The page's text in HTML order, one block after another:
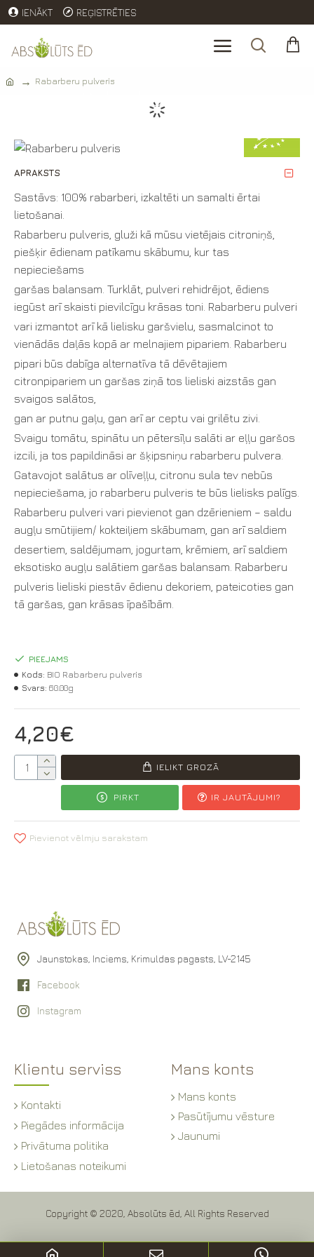
IENĀKT REĢISTRĒTIES
Rabarberu pulveris
Rabarberu
pulveris
APRAKSTS
Sastāvs: 100% rabarberi, izkaltēti un samalti ērtai
lietošanai.
Rabarberu pulveris, gluži kā mūsu vietējais citroniņš,
piešķir ēdienam patīkamu skābumu, kur tas
nepieciešams
garšas balansam. Turklāt, pulveri rehidrējot, ēdiens
iegūst arī skaisti pievilcīgu krāsas toni. Rabarberu pulveri
vari izmantot arī kā lielisku garšvielu, sasmalcinot to
vienādās daļās kopā ar melnajiem pipariem. Rabarberu
pipari būs dabīga alternatīva tā dēvētajiem
citronpipariem un garšas ziņā tos lieliski aizstās gan
svaigos salātos,
gan ar putnu gaļu, gan arī ar ceptu vai grilētu zivi.
Svaigu tomātu, spinātu un pētersīļu salāti ar eļļu garšos
izcili, ja tos papildināsi ar šķipsniņu rabarberu pulvera.
Gatavojot salātus ar olīveļļu, citronu sula tev nebūs
nepieciešama, jo rabarberu pulveris te būs lielisks palīgs.
Rabarberu pulveri vari pievienot gan dzērieniem – saldu
augļu smūtijiem/ kokteiļiem skābumam, gan arī saldiem
desertiem, saldējumam, jogurtam, krēmiem, arī saldiem
eksotisko augļu salātiem garšas balansam. Rabarberu
pulveris lieliski piestāv ēdienu dekoriem, pateicoties gan
tā garšas, gan krāsas īpašībām.
4,20€
PIEEJAMS
Kods: BIO Rabarberu pulveris
Svars: 60.00g
IELIKT GROZĀ
PIRKT IR JAUTĀJUMI?
Pievienot vēlmju sarakstam
Jaunstokas, Inciems, Krimuldas pagasts, LV-2145
Facebook
Instagram
Klientu serviss
Kontakti
Piegādes informācija
Privātuma politika
Lietošanas noteikumi
Mans konts
Mans konts
Pasūtījumu vēsture
Jaunumi
Copyright © 2020, Absolūts ēd, All Rights Reserved